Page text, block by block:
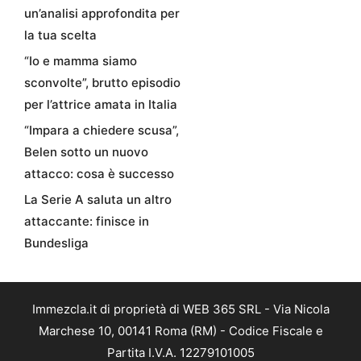
un’analisi approfondita per
la tua scelta
“Io e mamma siamo
sconvolte”, brutto episodio
per l’attrice amata in Italia
“Impara a chiedere scusa”,
Belen sotto un nuovo
attacco: cosa è successo
La Serie A saluta un altro
attaccante: finisce in
Bundesliga
Immezcla.it di proprietà di WEB 365 SRL - Via Nicola
Marchese 10, 00141 Roma (RM) - Codice Fiscale e
Partita I.V.A. 12279101005